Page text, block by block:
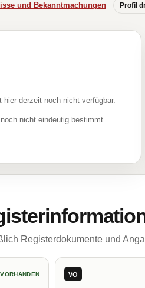
und Bekanntmachungen Profil
derzeit noch nicht verfügbar.
nicht eindeutig bestimmt
Registerdokumente und
VÖ